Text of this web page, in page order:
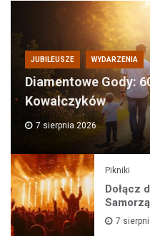
JUBILEUSZE WYDARZENIA
Diamentowe Gody:
Kowalczyków
7 sierpnia 2026
Pikniki
Dołącz
7